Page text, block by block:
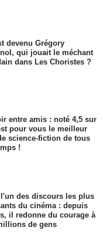
devenu Grégory
qui jouait le méchant
dans Les Choristes ?
entre amis : noté 4,5 sur
pour vous le meilleur
science-fiction de tous
!
l'un des discours les plus
du cinéma : depuis
il redonne du courage à
de gens